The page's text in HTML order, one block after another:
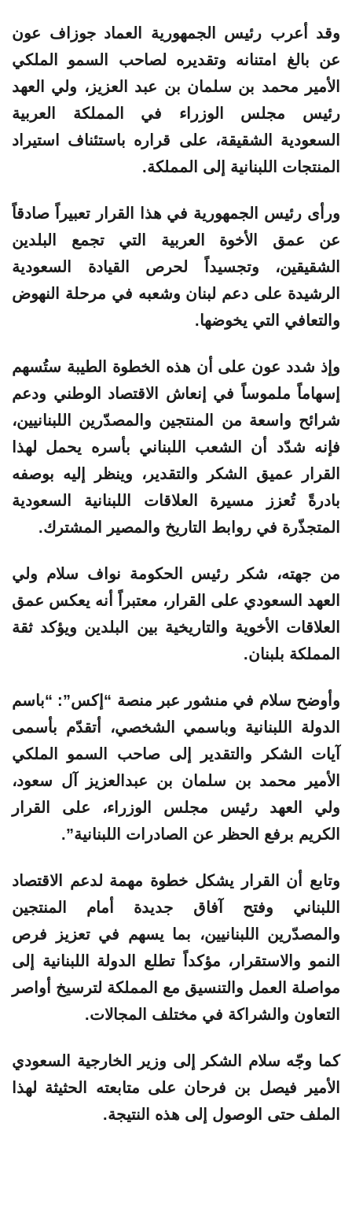
وقد أعرب رئيس الجمهورية العماد جوزاف عون
عن بالغ امتنانه وتقديره لصاحب السمو الملكي
الأمير محمد بن سلمان بن عبد العزيز، ولي العهد
رئيس مجلس الوزراء في المملكة العربية
السعودية الشقيقة، على قراره باستئناف استيراد
المنتجات اللبنانية إلى المملكة.
ورأى رئيس الجمهورية في هذا القرار تعبيراً صادقاً
عن عمق الأخوة العربية التي تجمع البلدين
الشقيقين، وتجسيداً لحرص القيادة السعودية
الرشيدة على دعم لبنان وشعبه في مرحلة النهوض
والتعافي التي يخوضها.
وإذ شدد عون على أن هذه الخطوة الطيبة ستُسهم
إسهاماً ملموساً في إنعاش الاقتصاد الوطني ودعم
شرائح واسعة من المنتجين والمصدّرين اللبنانيين،
فإنه شدّد أن الشعب اللبناني بأسره يحمل لهذا
القرار عميق الشكر والتقدير، وينظر إليه بوصفه
بادرةً تُعزز مسيرة العلاقات اللبنانية السعودية
المتجذّرة في روابط التاريخ والمصير المشترك.
من جهته، شكر رئيس الحكومة نواف سلام ولي
العهد السعودي على القرار، معتبراً أنه يعكس عمق
العلاقات الأخوية والتاريخية بين البلدين ويؤكد ثقة
المملكة بلبنان.
وأوضح سلام في منشور عبر منصة “إكس”: “باسم
الدولة اللبنانية وباسمي الشخصي، أتقدّم بأسمى
آيات الشكر والتقدير إلى صاحب السمو الملكي
الأمير محمد بن سلمان بن عبدالعزيز آل سعود،
ولي العهد رئيس مجلس الوزراء، على القرار
الكريم برفع الحظر عن الصادرات اللبنانية”.
وتابع أن القرار يشكل خطوة مهمة لدعم الاقتصاد
اللبناني وفتح آفاق جديدة أمام المنتجين
والمصدّرين اللبنانيين، بما يسهم في تعزيز فرص
النمو والاستقرار، مؤكداً تطلع الدولة اللبنانية إلى
مواصلة العمل والتنسيق مع المملكة لترسيخ أواصر
التعاون والشراكة في مختلف المجالات.
كما وجّه سلام الشكر إلى وزير الخارجية السعودي
الأمير فيصل بن فرحان على متابعته الحثيثة لهذا
الملف حتى الوصول إلى هذه النتيجة.